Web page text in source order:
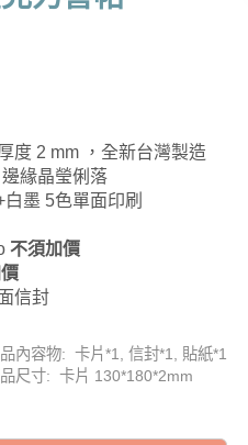
度 2 mm ，全新台灣製造
緣晶瑩俐落
墨 5色單面印刷
不須加價
信封
內容物: 卡片*1, 信封*1, 貼紙*1
尺寸: 卡片 130*180*2mm